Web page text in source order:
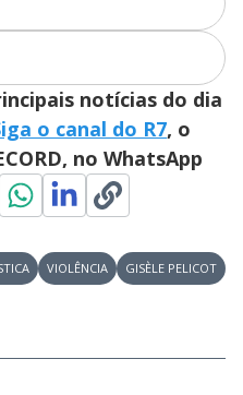
notícias do dia
o canal do R7, o
no WhatsApp
VIOLÊNCIA GISÈLE PELICOT